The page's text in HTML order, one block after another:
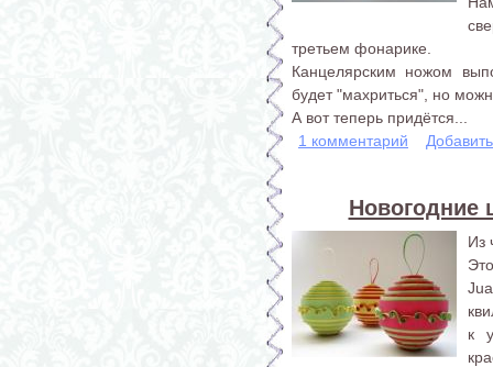
третьем фонарике.
Канцелярским ножом
будет "махриться", но
А вот теперь придётся...
1 комментарий
Новогодние
Из
к